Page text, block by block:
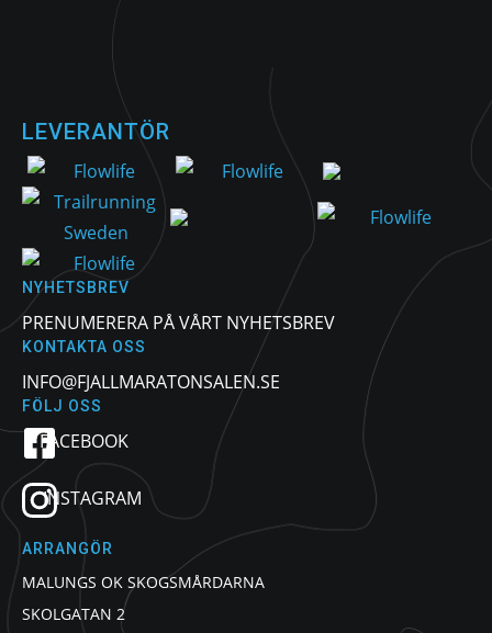
LEVERANTÖR
NYHETSBREV
PRENUMERERA PÅ VÅRT NYHETSBREV
KONTAKTA OSS
INFO@FJALLMARATONSALEN.SE
FÖLJ OSS
FACEBOOK
INSTAGRAM
ARRANGÖR
MALUNGS OK SKOGSMÅRDARNA
SKOLGATAN 2